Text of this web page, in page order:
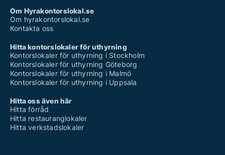
Om Hyrakontorslokal.se
Om hyrakontorslokal.se
Kontakta oss
Hitta kontorslokaler för uthyrning
Kontorslokaler för uthyrning i Stockholm
Kontorslokaler för uthyrning Göteborg
Kontorslokaler för uthyrning i Malmö
Kontorslokaler för uthyrning i Uppsala
Hitta oss även här
Hitta förråd
Hitta restauranglokaler
Hitta verkstadslokaler